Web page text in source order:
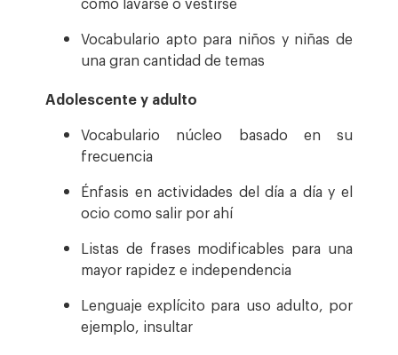
Vocabulario apto para niños y niñas de
una gran cantidad de temas
Adolescente y adulto
Vocabulario núcleo basado en su
frecuencia
Énfasis en actividades del día a día y el
ocio como salir por ahí
Listas de frases modificables para una
mayor rapidez e independencia
Lenguaje explícito para uso adulto, por
ejemplo, insultar